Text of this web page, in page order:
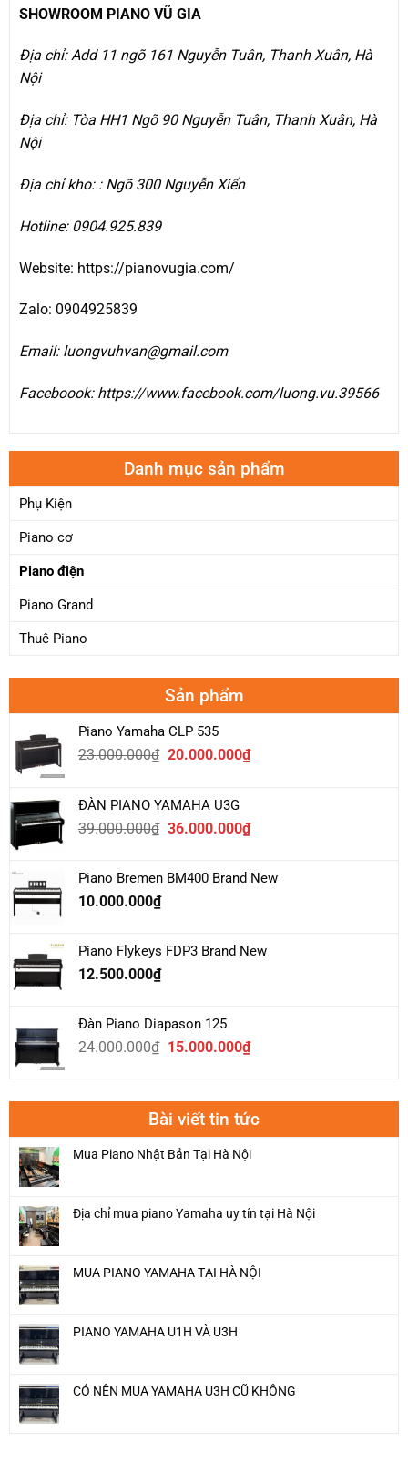
SHOWROOM PIANO VŨ GIA
Địa chỉ: Add 11 ngõ 161 Nguyễn Tuân, Thanh Xuân, Hà
Nội
Địa chỉ: Tòa HH1 Ngõ 90 Nguyễn Tuân, Thanh Xuân, Hà
Nội
Địa chỉ kho: : Ngõ 300 Nguyễn Xiển
Hotline: 0904.925.839
Website: https://pianovugia.com/
Zalo: 0904925839
Email: luongvuhvan@gmail.com
Faceboook: https://www.facebook.com/luong.vu.39566
Danh mục sản phẩm
Phụ Kiện
Piano cơ
Piano điện
Piano Grand
Thuê Piano
Sản phẩm
Piano Yamaha CLP 535
23.000.000₫ Giá
23.000.000₫.
20.000.000₫Giá
20.000.000₫.
ĐÀN PIANO YAMAHA U3G
39.000.000₫ Giá
39.000.000₫.
36.000.000₫Giá
là:
Piano Bremen BM400 Brand New
10.000.000₫
Piano Flykeys FDP3 Brand New
12.500.000₫
Đàn Piano Diapason 125
24.000.000₫ Giá
24.000.000₫.
15.000.000₫Giá
là:
15.000.000₫.
Bài viết tin tức
Mua Piano Nhật Bản Tại Hà Nội
Địa chỉ mua piano Yamaha uy tín tại Hà Nội
MUA PIANO YAMAHA TẠI HÀ NỘI
PIANO YAMAHA U1H VÀ U3H
CÓ NÊN MUA YAMAHA U3H CŨ KHÔNG